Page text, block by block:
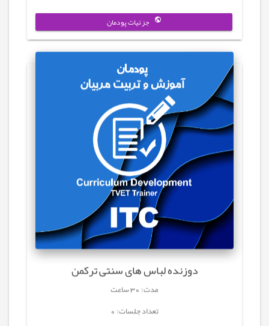
جزئیات پودمان
دوزنده لباس های سنتی ترکمن
مدت: 30 ساعت
تعداد جلسات: 0